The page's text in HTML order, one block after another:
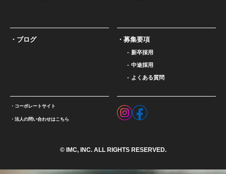
ブログ 募集要項
新卒採用
中途採用
よくある質問
コーポレートサイト
法人の問い合わせはこちら
© IMC, INC. ALL RIGHTS RESERVED.